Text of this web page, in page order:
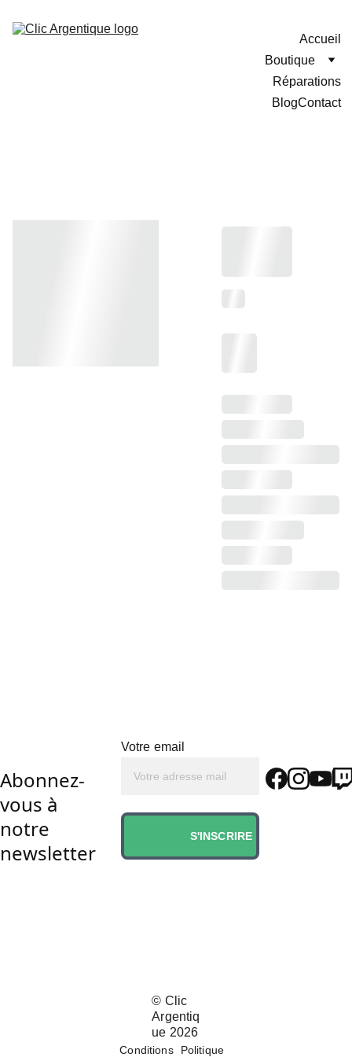
Accueil
Boutique
Réparations
BlogContact
Abonnez-
vous à
notre
newsletter
Votre email
S'INSCRIRE
Conditions Politique
© Clic
Argentiq
ue 2026